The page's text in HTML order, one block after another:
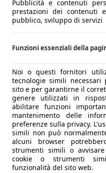
Pubblicità e contenuti
prestazioni dei contenuti
pubblico, sviluppo di servizi
Funzioni essenziali della
Noi o questi fornitori
tecnologie simili
sito e per garantirne il
genere utilizzati in
abilitare funzioni
mantenimento delle
preferenze sulla privacy.
simili non può
alcuni browser
strumenti simili o
cookie o strumenti
funzionalità del sito web.